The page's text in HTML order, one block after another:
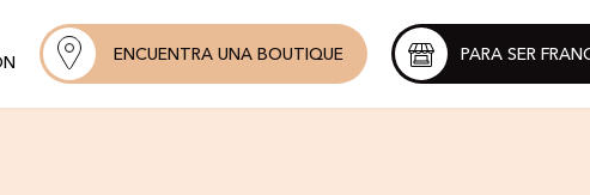
ENCUENTRA UNA BOUTIQUE PARA SER